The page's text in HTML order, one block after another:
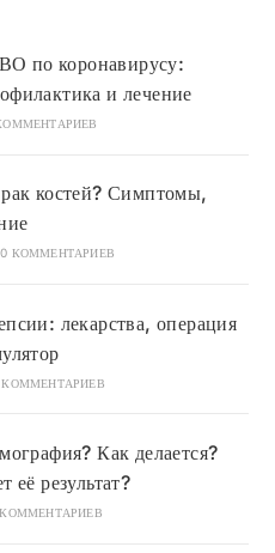
по коронавирусу:
и лечение
костей? Симптомы,
0 КОММЕНТАРИЕВ
лекарства, операция
КОММЕНТАРИЕВ
Как делается?
её результат?